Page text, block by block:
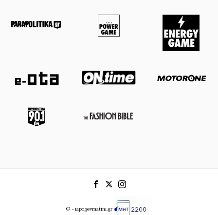
© - iapogevmatini.gr